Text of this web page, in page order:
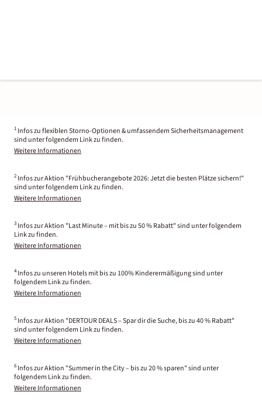
1 Infos zu flexiblen Storno-Optionen & umfassendem Sicherheitsmanagement
sind unter folgendem Link zu finden.
Weitere Informationen
2 Infos zur Aktion "Frühbucherangebote 2026: Jetzt die besten Plätze sichern!"
sind unter folgendem Link zu finden.
Weitere Informationen
3 Infos zur Aktion "Last Minute – mit bis zu 50 % Rabatt" sind unter folgendem
Link zu finden.
Weitere Informationen
4 Infos zu unseren Hotels mit bis zu 100% Kinderermäßigung sind unter
folgendem Link zu finden.
Weitere Informationen
5 Infos zur Aktion "DERTOUR DEALS – Spar dir die Suche, bis zu 40 % Rabatt"
sind unter folgendem Link zu finden.
Weitere Informationen
6 Infos zur Aktion "Summer in the City – bis zu 20 % sparen" sind unter
folgendem Link zu finden.
Weitere Informationen